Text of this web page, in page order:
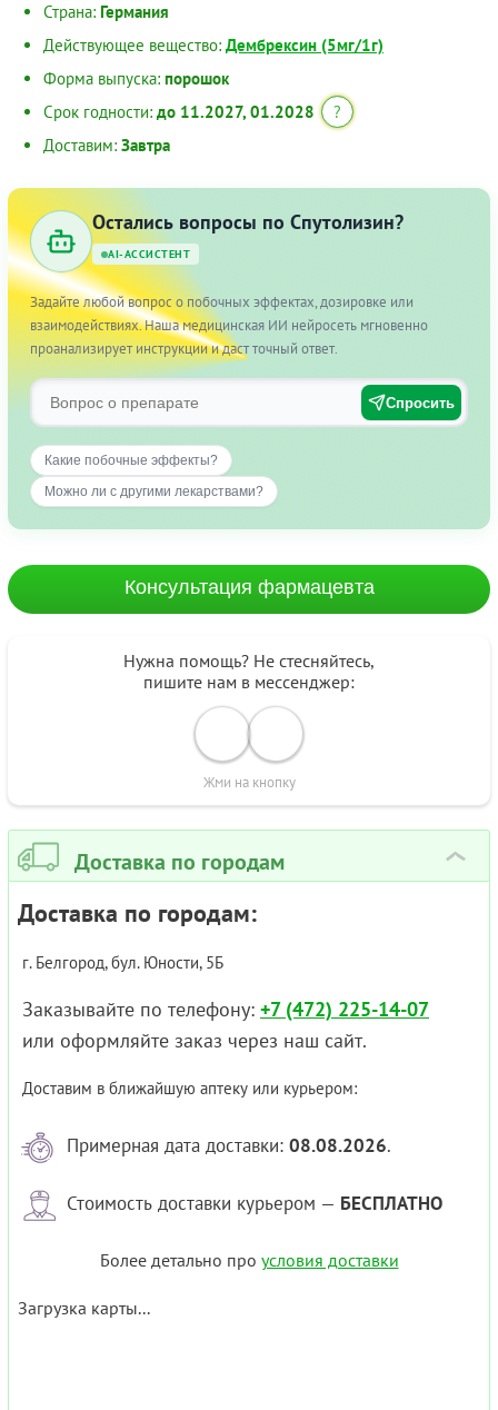
Страна: Германия
Действующее вещество: Дембрексин (5мг/1г)
Форма выпуска: порошок
Срок годности: до 11.2027, 01.2028
?
Доставим: Завтра
Остались вопросы по Спутолизин?
AI-АССИСТЕНТ
Задайте любой вопрос о побочных эффектах, дозировке или
взаимодействиях. Наша медицинская ИИ нейросеть мгновенно
проанализирует инструкции и даст точный ответ.
Спросить
Какие побочные эффекты?
Можно ли с другими лекарствами?
Консультация фармацевта
Нужна помощь? Не стесняйтесь,
пишите нам в мессенджер:
Жми на кнопку
Доставка по городам ›
Доставка по городам:
г. Белгород, бул. Юности, 5Б
Заказывайте по телефону: +7 (472) 225-14-07
или оформляйте заказ через наш сайт.
Доставим в ближайшую аптеку или курьером:
Примерная дата доставки: 08.08.2026.
Стоимость доставки курьером — БЕСПЛАТНО
Более детально про условия доставки
Загрузка карты...